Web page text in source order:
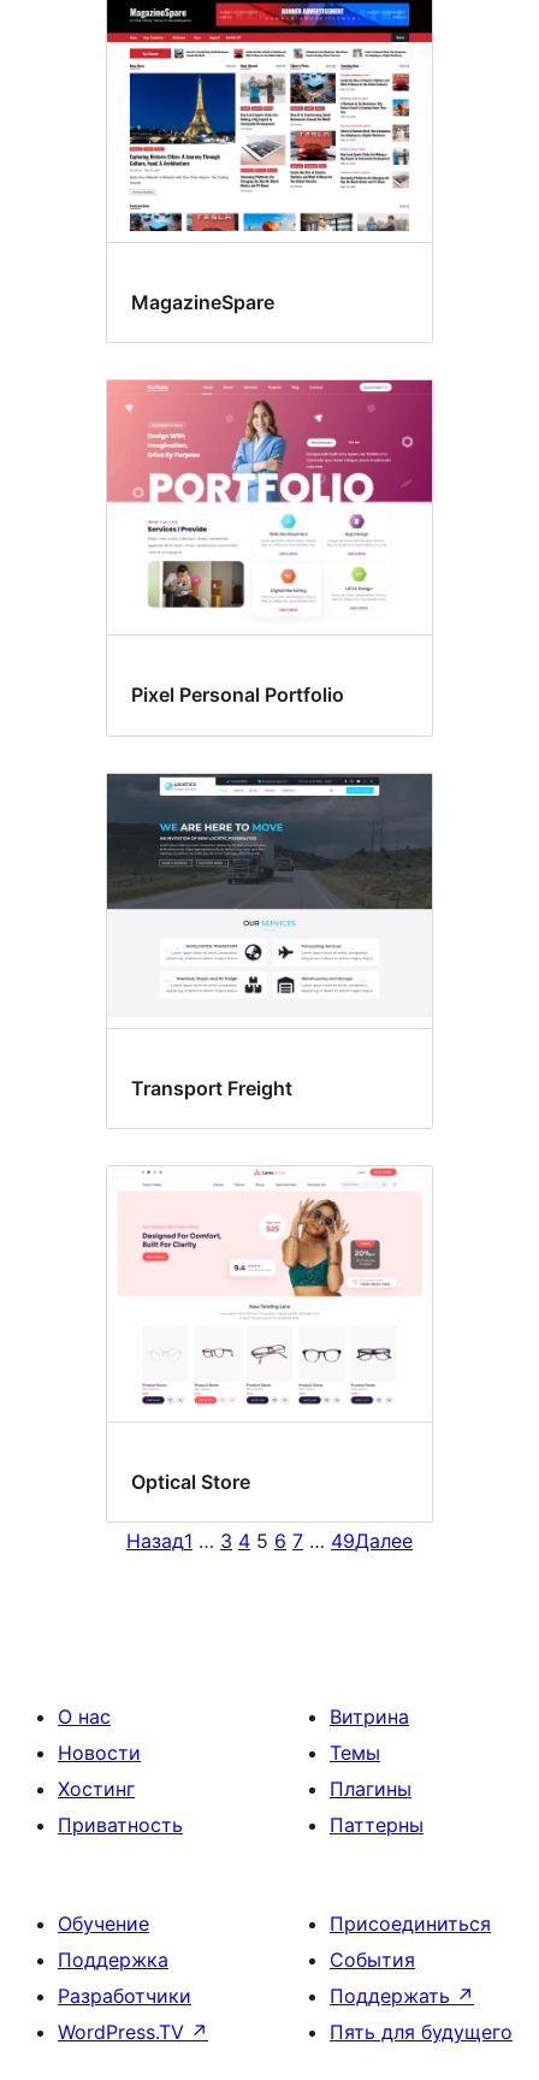
MagazineSpare
Pixel Personal Portfolio
Transport Freight
Optical Store
Назад1 … 3 4 5 6 7 … 49Далее
О нас
Новости
Хостинг
Приватность
Витрина
Темы
Плагины
Паттерны
Обучение
Поддержка
Разработчики
WordPress.TV ↗
Присоединиться
События
Поддержать ↗
Пять для будущего